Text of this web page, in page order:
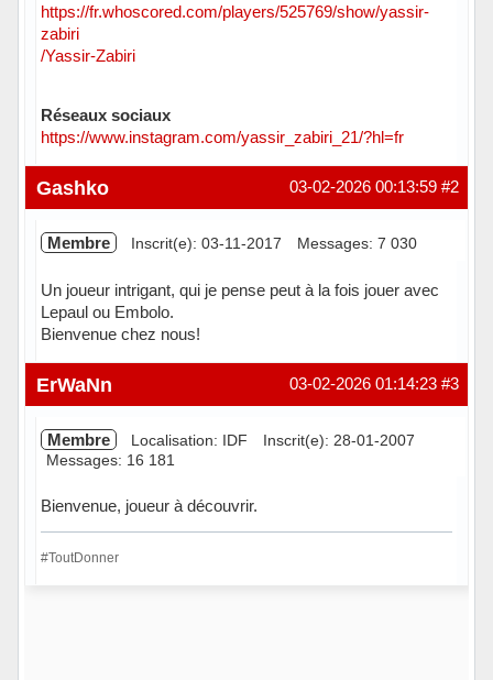
https://fr.whoscored.com/players/525769/show/yassir-
zabiri
/Yassir-Zabiri
Réseaux sociaux
https://www.instagram.com/yassir_zabiri_21/?hl=fr
Hors ligne #2
03-02-2026 00:13:59
Gashko
Membre Inscrit(e): 03-11-2017 Messages: 7 030
Un joueur intrigant, qui je pense peut à la fois jouer avec
Lepaul ou Embolo.
Bienvenue chez nous!
Hors ligne #3
03-02-2026 01:14:23
ErWaNn
Membre Localisation: IDF
Inscrit(e): 28-01-2007
Messages: 16 181
Bienvenue, joueur à découvrir.
#ToutDonner